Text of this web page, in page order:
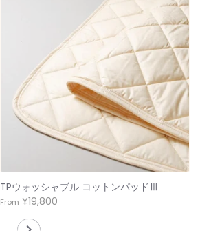
TPウォッシャブル コットンパッドⅢ
From ¥19,800